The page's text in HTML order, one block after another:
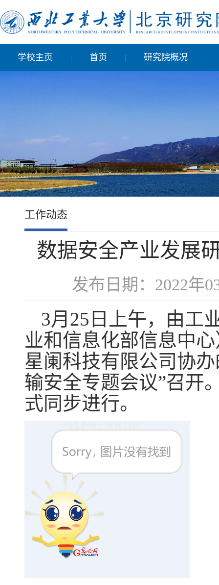
学校主页 | 首页 | 研究院概况 |
工作动态
数据安全产业发展
发布日期：2022
3月25日上午，由工
业和信息化部信息中
星阑科技有限公司协
输安全专题会议”召开
式同步进行。